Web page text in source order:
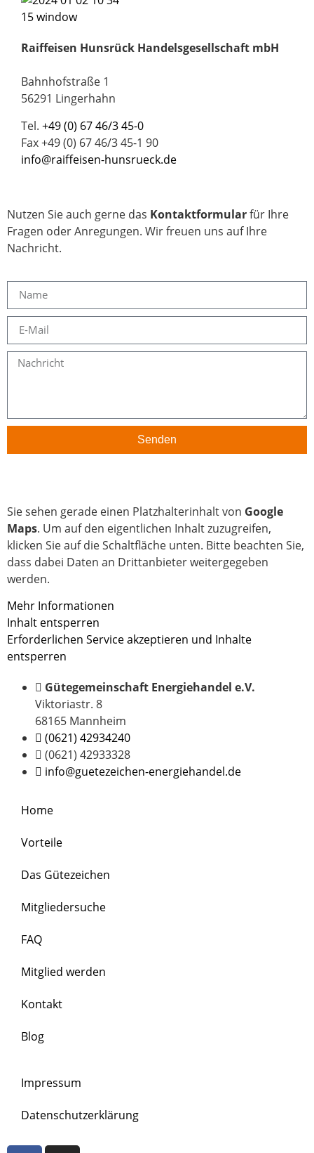
Raiffeisen Hunsrück Handelsgesellschaft mbH
Bahnhofstraße 1
56291 Lingerhahn
Tel. +49 (0) 67 46/3 45-0
Fax +49 (0) 67 46/3 45-1 90
info@raiffeisen-hunsrueck.de
Nutzen Sie auch gerne das Kontaktformularfür Ihre
Fragen oder Anregungen. Wir freuen uns auf Ihre
Nachricht.
Senden
Sie sehen gerade einen Platzhalterinhalt von Google
Maps. Um auf den eigentlichen Inhalt zuzugreifen,
klicken Sie auf die Schaltfläche unten. Bitte beachten Sie,
dass dabei Daten an Drittanbieter weitergegeben
werden.
Mehr Informationen
Inhalt entsperren
Erforderlichen Service akzeptieren und Inhalte
entsperren
Gütegemeinschaft Energiehandel e.V.
Viktoriastr. 8
68165 Mannheim
(0621) 42934240
(0621) 42933328
info@guetezeichen-energiehandel.de
Home
Vorteile
Das Gütezeichen
Mitgliedersuche
FAQ
Mitglied werden
Kontakt
Blog
Impressum
Datenschutzerklärung